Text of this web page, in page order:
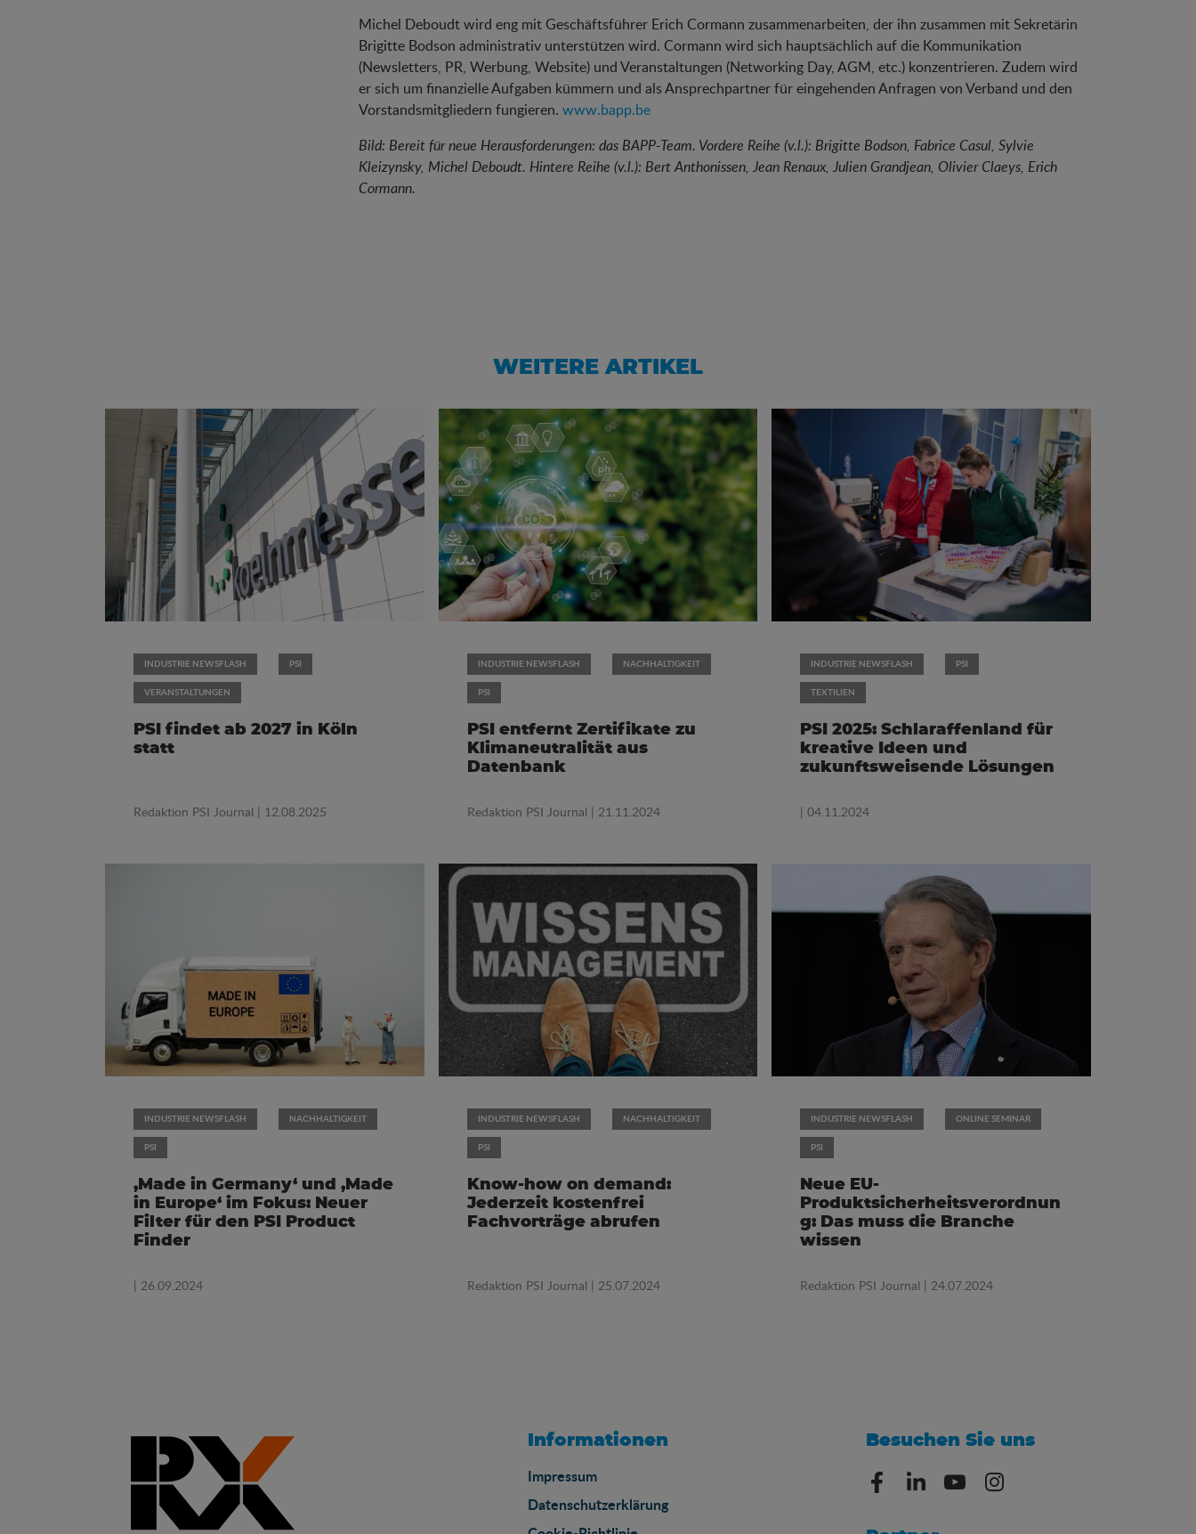
Michel Deboudt wird eng mit Geschäftsführer Erich Cormann zusammenarbeiten, der ihn zusammen mit Sekretärin
Brigitte Bodson administrativ unterstützen wird. Cormann wird sich hauptsächlich auf die Kommunikation
(Newsletters, PR, Werbung, Website) und Veranstaltungen (Networking Day, AGM, etc.) konzentrieren. Zudem wird
er sich um finanzielle Aufgaben kümmern und als Ansprechpartner für eingehenden Anfragen von Verband und den
Vorstandsmitgliedern fungieren. www.bapp.be
Bild: Bereit für neue Herausforderungen: das BAPP-Team. Vordere Reihe (v.l.): Brigitte Bodson, Fabrice Casul, Sylvie
Kleizynsky, Michel Deboudt. Hintere Reihe (v.l.): Bert Anthonissen, Jean Renaux, Julien Grandjean, Olivier Claeys, Erich
Cormann.
WEITERE ARTIKEL
INDUSTRIE NEWSFLASH PSI
VERANSTALTUNGEN
PSI findet ab 2027 in Köln
statt
Redaktion PSI Journal | 12.08.2025
INDUSTRIE NEWSFLASH NACHHALTIGKEIT
PSI
PSI entfernt Zertifikate zu
Klimaneutralität aus
Datenbank
Redaktion PSI Journal | 21.11.2024
INDUSTRIE NEWSFLASH PSI
TEXTILIEN
PSI 2025: Schlaraffenland für
kreative Ideen und
zukunftsweisende Lösungen
| 04.11.2024
INDUSTRIE NEWSFLASH NACHHALTIGKEIT
PSI
‚Made in Germany‘ und ‚Made
in Europe‘ im Fokus: Neuer
Filter für den PSI Product
Finder
| 26.09.2024
INDUSTRIE NEWSFLASH NACHHALTIGKEIT
PSI
Know-how on demand:
Jederzeit kostenfrei
Fachvorträge abrufen
Redaktion PSI Journal | 25.07.2024
INDUSTRIE NEWSFLASH ONLINE SEMINAR
PSI
Neue EU-
Produktsicherheitsverordnun
g: Das muss die Branche
wissen
Redaktion PSI Journal | 24.07.2024
Informationen
Impressum
Datenschutzerklärung
Besuchen Sie uns